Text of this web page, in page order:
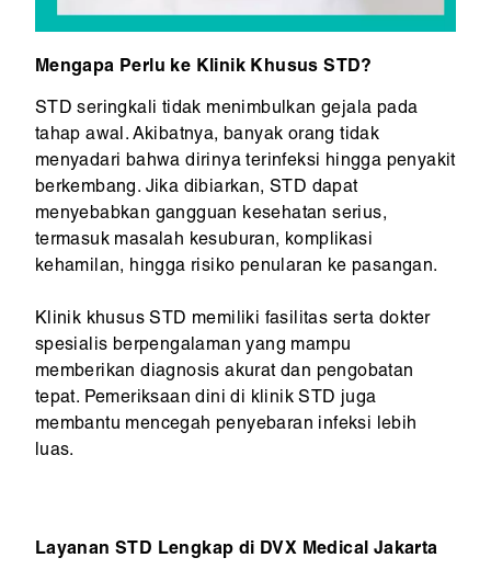
Mengapa Perlu ke Klinik Khusus STD?
STD seringkali tidak menimbulkan gejala pada
tahap awal. Akibatnya, banyak orang tidak
menyadari bahwa dirinya terinfeksi hingga penyakit
berkembang. Jika dibiarkan, STD dapat
menyebabkan gangguan kesehatan serius,
termasuk masalah kesuburan, komplikasi
kehamilan, hingga risiko penularan ke pasangan.
Klinik khusus STD memiliki fasilitas serta dokter
spesialis berpengalaman yang mampu
memberikan diagnosis akurat dan pengobatan
tepat. Pemeriksaan dini di klinik STD juga
membantu mencegah penyebaran infeksi lebih
luas.
Layanan STD Lengkap di DVX Medical Jakarta